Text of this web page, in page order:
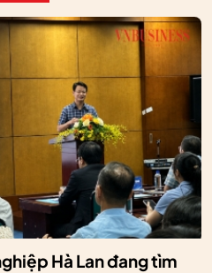
Hà Lan đang tìm